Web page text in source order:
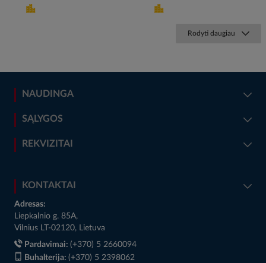
Rodyti daugiau
NAUDINGA
SĄLYGOS
REKVIZITAI
KONTAKTAI
Adresas:
Liepkalnio g. 85A,
Vilnius LT-02120, Lietuva
Pardavimai: (+370) 5 2660094
Buhalterija: (+370) 5 2398062